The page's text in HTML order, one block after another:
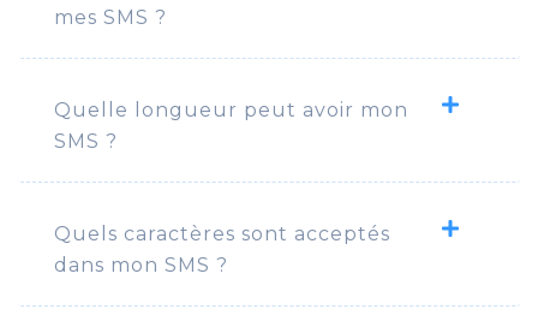
mes SMS ?
Quelle longueur peut avoir mon
SMS ?
Quels caractères sont acceptés
dans mon SMS ?